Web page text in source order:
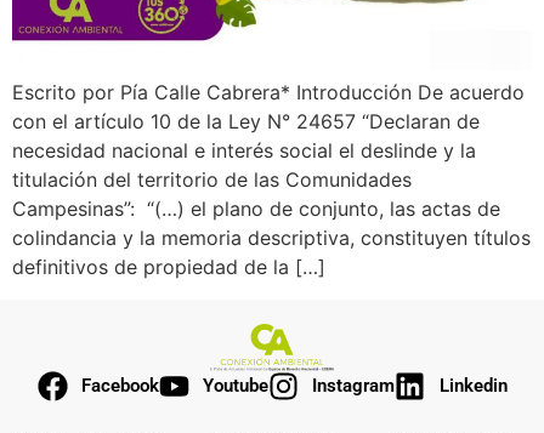
Escrito por Pía Calle Cabrera* Introducción De acuerdo
con el artículo 10 de la Ley N° 24657 “Declaran de
necesidad nacional e interés social el deslinde y la
titulación del territorio de las Comunidades
Campesinas”: “(…) el plano de conjunto, las actas de
colindancia y la memoria descriptiva, constituyen títulos
definitivos de propiedad de la […]
Facebook Youtube Instagram Linkedin